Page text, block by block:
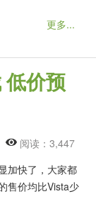
更多...
低价预
阅读：3,447
加快了，大家都
售价均比Vista少